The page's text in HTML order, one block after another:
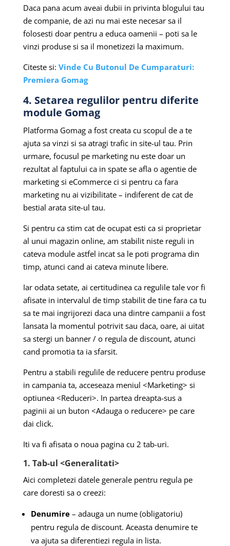
Daca pana acum aveai dubii in privinta blogului tau
de companie, de azi nu mai este necesar sa il
folosesti doar pentru a educa oamenii – poti sa le
vinzi produse si sa il monetizezi la maximum.
Citeste si: Vinde Cu Butonul De Cumparaturi:
Premiera Gomag
4. Setarea regulilor pentru diferite
module Gomag
Platforma Gomag a fost creata cu scopul de a te
ajuta sa vinzi si sa atragi trafic in site-ul tau. Prin
urmare, focusul pe marketing nu este doar un
rezultat al faptului ca in spate se afla o agentie de
marketing si eCommerce ci si pentru ca fara
marketing nu ai vizibilitate – indiferent de cat de
bestial arata site-ul tau.
Si pentru ca stim cat de ocupat esti ca si proprietar
al unui magazin online, am stabilit niste reguli in
cateva module astfel incat sa le poti programa din
timp, atunci cand ai cateva minute libere.
Iar odata setate, ai certitudinea ca regulile tale vor fi
afisate in intervalul de timp stabilit de tine fara ca tu
sa te mai ingrijorezi daca una dintre campanii a fost
lansata la momentul potrivit sau daca, oare, ai uitat
sa stergi un banner / o regula de discount, atunci
cand promotia ta ia sfarsit.
Pentru a stabili regulile de reducere pentru produse
in campania ta, acceseaza meniul <Marketing> si
optiunea <Reduceri>. In partea dreapta-sus a
paginii ai un buton <Adauga o reducere> pe care
dai click.
Iti va fi afisata o noua pagina cu 2 tab-uri.
1. Tab-ul <Generalitati>
Aici completezi datele generale pentru regula pe
care doresti sa o creezi:
Denumire– adauga un nume (obligatoriu)
pentru regula de discount. Aceasta denumire te
va ajuta sa diferentiezi regula in lista.